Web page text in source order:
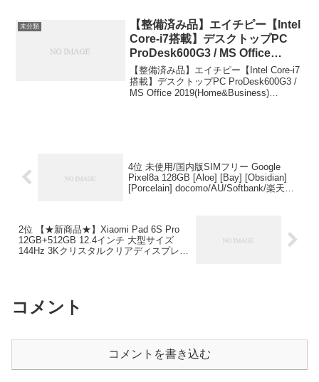
サリ、iPhone や iPad と の連係
機能 – ピンク Apple(アップル)
￥190,768
未分類
【整備済み品】エイチピー【Intel
Core-i7搭載】デスクトップPC
ProDesk600G3 / MS Office
2019(Home&Business)
Windows 11 Pro/メモリ16GB 高
速SSD:512GB 高性能パソコン
【整備済み品】エイチピー【Intel Core-i7
搭載】デスクトップPC ProDesk600G3 /
MS Office 2019(Home&Business)
4位 未使用/国内版SIMフリー Google
Pixel8a 128GB [Aloe] [Bay] [Obsidian]
[Porcelain] docomo/AU/Softbank/楽天モ
docomo/AU/Softbank/楽天モバイル回線
対応 白ロム スマホ 本体 価格：￥64,740-
（税込）
2位 【★新商品★】Xiaomi Pad 6S Pro
12GB+512GB 12.4インチ 大型サイズ
144Hz 3Kクリスタルクリアディスプレイ
品★】Xiaomi Pad 6S Pro 12GB+512GB
12.4インチ 大型サイズ 144Hz 3Kクリス
対応 Xiaomi HyperOS搭載 AIアート アイ
デアを簡単に視覚化 10000mAh超大容量
バッテリー 価格：￥84,800-（税込）
コメント
コメントを書き込む